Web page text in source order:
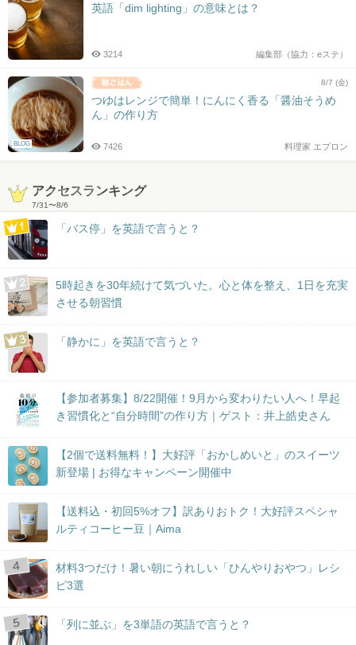
英語「dim lighting」の意味とは？
編集部（協力：eステ）
3214
BLOG
8/7 (金)
つゆはレンジで簡単！にんにく香る「醤油そうめ
ん」の作り方
料理家 エプロン
7426
アクセスランキング
7/31〜8/6
「バス停」を英語で言うと？
5時起きを30年続けて気づいた。心と体を整え、1日を充実
させる朝習慣
「静かに」を英語で言うと？
【参加者募集】8/22開催！9月から変わりたい人へ！早起
き習慣化と“自分時間”の作り方｜ゲスト：井上皓史さん
【2個で送料無料！】大好評「おかしめいと」のスイーツ
新登場 | お得なキャンペーン開催中
【送料込・初回5%オフ】訳ありおトク！大好評スペシャ
ルティコーヒー豆｜Aima
材料3つだけ！暑い朝にうれしい「ひんやりおやつ」レシ
ピ3選
「列に並ぶ」を3単語の英語で言うと？